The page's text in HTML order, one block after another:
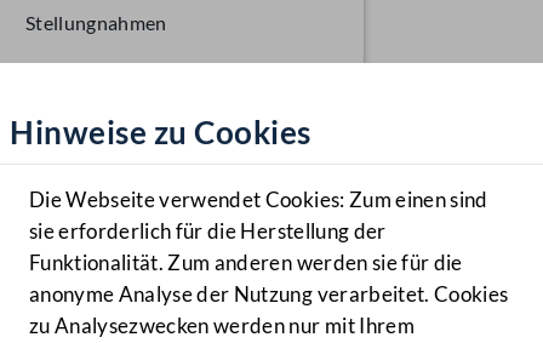
Hilfe
Benutzer
Navigationsmenü öffnen
MENÜ
Hinweise zu Cookies
Die Webseite verwendet Cookies: Zum einen sind
sie erforderlich für die Herstellung der
Funktionalität. Zum anderen werden sie für die
anonyme Analyse der Nutzung verarbeitet. Cookies
zu Analysezwecken werden nur mit Ihrem
Stellungnahmen
Einlangen NR